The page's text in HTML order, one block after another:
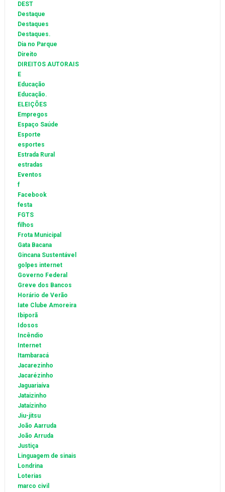
DEST
Destaque
Destaques
Destaques.
Dia no Parque
Direito
DIREITOS AUTORAIS
E
Educação
Educação.
ELEIÇÕES
Empregos
Espaço Saúde
Esporte
esportes
Estrada Rural
estradas
Eventos
f
Facebook
festa
FGTS
filhos
Frota Municipal
Gata Bacana
Gincana Sustentável
golpes internet
Governo Federal
Greve dos Bancos
Horário de Verão
Iate Clube Amoreira
Ibiporã
Idosos
Incêndio
Internet
Itambaracá
Jacarezinho
Jacarézinho
Jaguariaíva
Jataizinho
Jataízinho
Jiu-jitsu
João Aarruda
João Arruda
Justiça
Linguagem de sinais
Londrina
Loterias
marco civil